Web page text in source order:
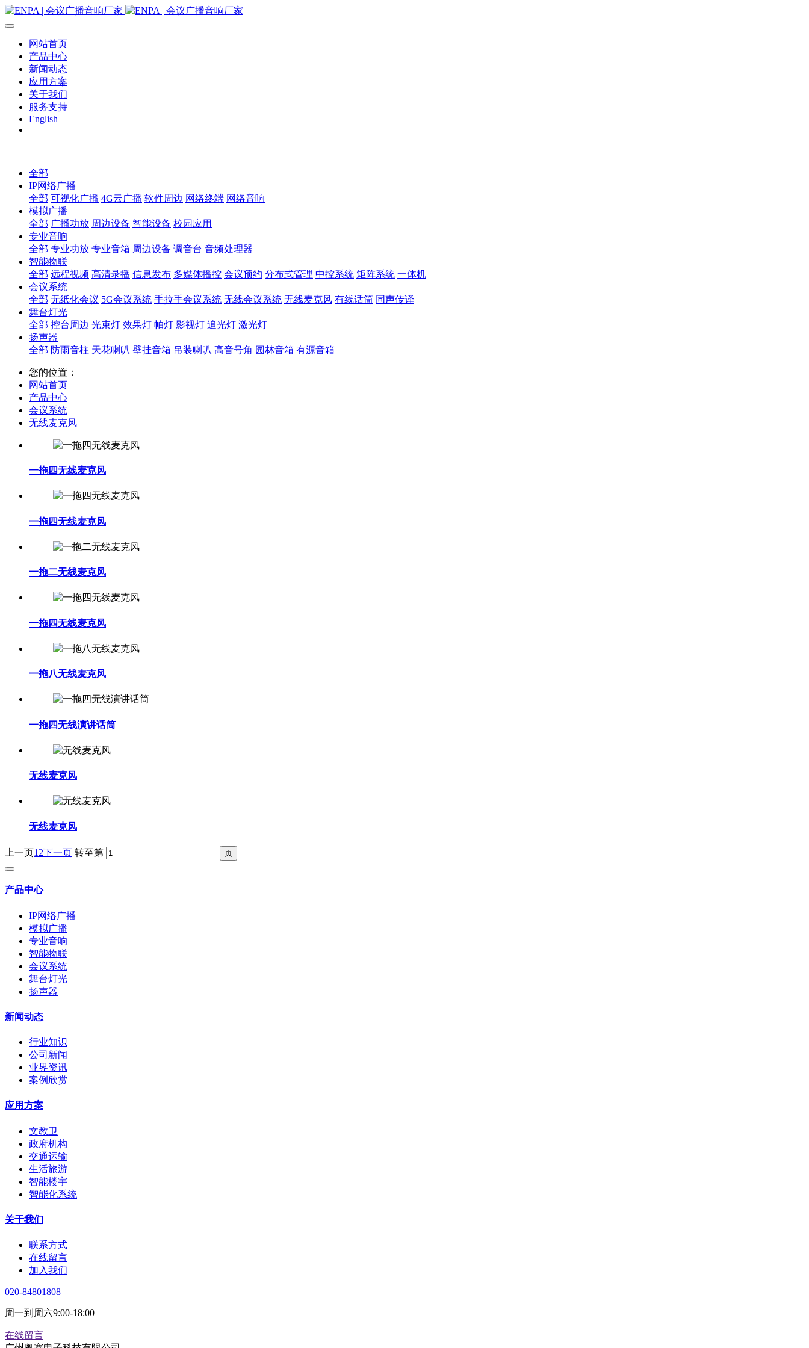
网站首页
产品中心
新闻动态
应用方案
关于我们
服务支持
English
全部
IP网络广播
全部 可视化广播 4G云广播 软件周边 网络终端 网络音响
模拟广播
全部 广播功放 周边设备 智能设备 校园应用
专业音响
全部 专业功放 专业音箱 周边设备 调音台 音频处理器
智能物联
全部 远程视频 高清录播 信息发布 多媒体播控 会议预约 分布式管理 中控系统 矩阵系统 一体机
会议系统
全部 无纸化会议 5G会议系统 手拉手会议系统 无线会议系统 无线麦克风 有线话筒 同声传译
舞台灯光
全部 控台周边 光束灯 效果灯 帕灯 影视灯 追光灯 激光灯
扬声器
全部 防雨音柱 天花喇叭 壁挂音箱 吊装喇叭 高音号角 园林音箱 有源音箱
您的位置：
网站首页
产品中心
会议系统
无线麦克风
一拖四无线麦克风
一拖四无线麦克风
一拖二无线麦克风
一拖四无线麦克风
一拖八无线麦克风
一拖四无线演讲话筒
无线麦克风
无线麦克风
上一页1 2下一页 转至第
产品中心
IP网络广播
模拟广播
专业音响
智能物联
会议系统
舞台灯光
扬声器
新闻动态
行业知识
公司新闻
业界资讯
案例欣赏
应用方案
文教卫
政府机构
交通运输
生活旅游
智能楼宇
智能化系统
关于我们
联系方式
在线留言
加入我们
020-84801808
周一到周六9:00-18:00
在线留言